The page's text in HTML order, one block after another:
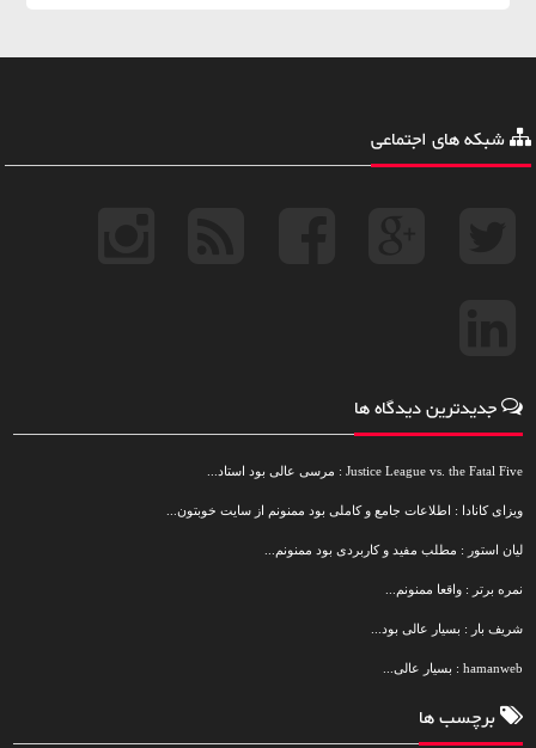
شبکه های اجتماعی
جدیدترین دیدگاه ها
Justice League vs. the Fatal Five : مرسی عالی بود استاد...
ویزای کانادا : اطلاعات جامع و کاملی بود ممنونم از سایت خوبتون...
لیان استور : مطلب مفید و کاربردی بود ممنونم...
نمره برتر : واقعا ممنونم...
شریف بار : بسیار عالی بود...
hamanweb : بسیار عالی...
برچسب ها